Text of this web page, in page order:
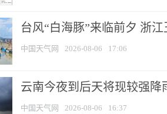
台风“白海豚”来临前夕 浙
中国天气网 2026-08-06 17:06
云南今夜到后天将现较强降
中国天气网 2026-08-06 16:37